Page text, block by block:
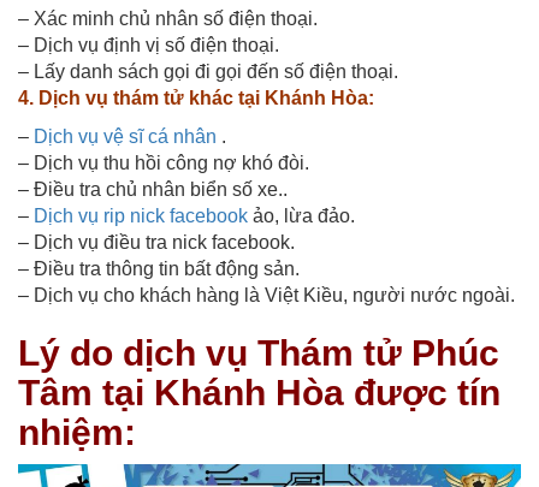
– Xác minh chủ nhân số điện thoại.
– Dịch vụ định vị số điện thoại.
– Lấy danh sách gọi đi gọi đến số điện thoại.
4. Dịch vụ thám tử khác tại Khánh Hòa:
– Dịch vụ vệ sĩ cá nhân .
– Dịch vụ thu hồi công nợ khó đòi.
– Điều tra chủ nhân biển số xe..
– Dịch vụ rip nick facebook ảo, lừa đảo.
– Dịch vụ điều tra nick facebook.
– Điều tra thông tin bất động sản.
– Dịch vụ cho khách hàng là Việt Kiều, người nước ngoài.
Lý do dịch vụ Thám tử Phúc
Tâm tại Khánh Hòa được tín
nhiệm: